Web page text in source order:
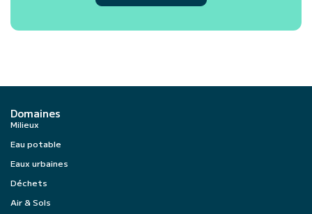
Domaines
Milieux
Eau potable
Eaux urbaines
Déchets
Air & Sols